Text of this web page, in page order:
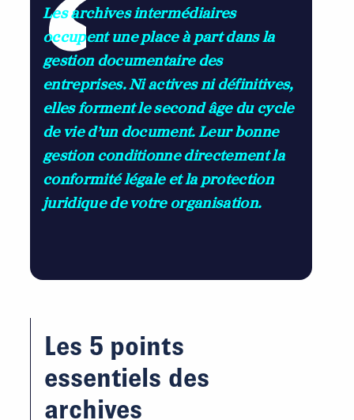
Lesarchives intermédiaires
occupent une place à part dans la
gestion documentaire des
entreprises. Ni actives ni définitives,
elles forment le second âge du cycle
de vie d’un document. Leur bonne
gestion conditionne directement la
conformité légale et la protection
juridique de votre organisation.
Les 5 points
essentiels des
archives